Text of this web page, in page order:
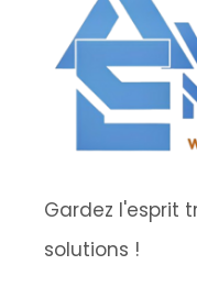
Gardez l'esprit
solutions !